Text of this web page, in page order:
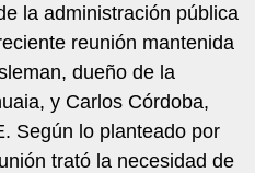
la administración pública
reunión mantenida
dueño de la
y Carlos Córdoba,
Según lo planteado por
trató la necesidad de